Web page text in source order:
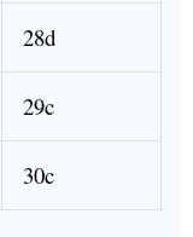
28d
29c
30c